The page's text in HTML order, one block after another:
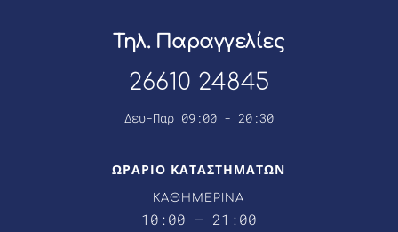
Τηλ. Παραγγελίες
26610 24845
Δευ-Παρ 09:00 - 20:30
ΩΡΑΡΙΟ ΚΑΤΑΣΤΗΜΑΤΩΝ
ΚΑΘΗΜΕΡΙΝΑ
10:00 – 21:00